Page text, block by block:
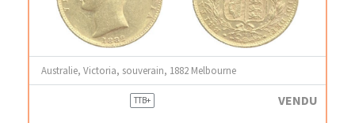
Australie, Victoria, souverain, 1882 Melbourne
TTB+ VENDU